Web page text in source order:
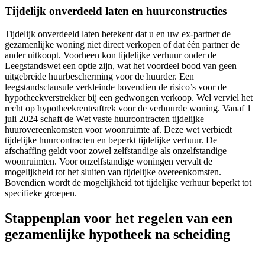
Tijdelijk onverdeeld laten en huurconstructies
Tijdelijk onverdeeld laten betekent dat u en uw ex-partner de
gezamenlijke woning niet direct verkopen of dat één partner de
ander uitkoopt. Voorheen kon tijdelijke verhuur onder de
Leegstandswet een optie zijn, wat het voordeel bood van geen
uitgebreide huurbescherming voor de huurder. Een
leegstandsclausule verkleinde bovendien de risico’s voor de
hypotheekverstrekker bij een gedwongen verkoop. Wel verviel het
recht op hypotheekrenteaftrek voor de verhuurde woning. Vanaf 1
juli 2024 schaft de Wet vaste huurcontracten tijdelijke
huurovereenkomsten voor woonruimte af. Deze wet verbiedt
tijdelijke huurcontracten en beperkt tijdelijke verhuur. De
afschaffing geldt voor zowel zelfstandige als onzelfstandige
woonruimten. Voor onzelfstandige woningen vervalt de
mogelijkheid tot het sluiten van tijdelijke overeenkomsten.
Bovendien wordt de mogelijkheid tot tijdelijke verhuur beperkt tot
specifieke groepen.
Stappenplan voor het regelen van een
gezamenlijke hypotheek na scheiding